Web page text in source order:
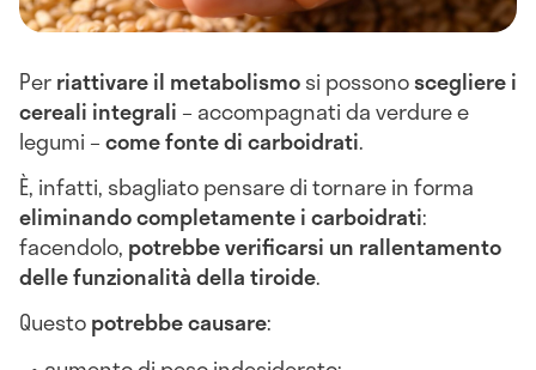
Perriattivare il metabolismosi possonoscegliere i
cereali integrali – accompagnati da verdure e
legumi –come fonte di carboidrati.
È, infatti, sbagliato pensare di tornare in forma
eliminando completamente i carboidrati:
facendolo, potrebbe verificarsi un rallentamento
delle funzionalità della tiroide.
Questopotrebbe causare: